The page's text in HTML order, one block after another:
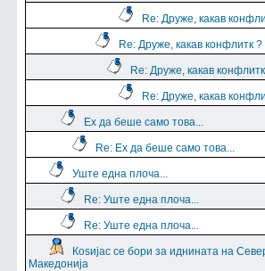
Re: Друже, какав
Re: Друже, какав конфлитк ?
Re: Друже, какав
Re: Друже, какав
Ех да беше само това...
Re: Ех да беше само това...
Уште една плоча...
Re: Уште една плоча...
Re: Уште една плоча...
Коѕијас се бори за иднината на
Македонија